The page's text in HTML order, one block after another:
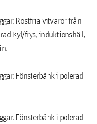
Rostfria vitvaror från
Kyl/frys, induktionshäll,
Fönsterbänk i polerad
Fönsterbänk i polerad